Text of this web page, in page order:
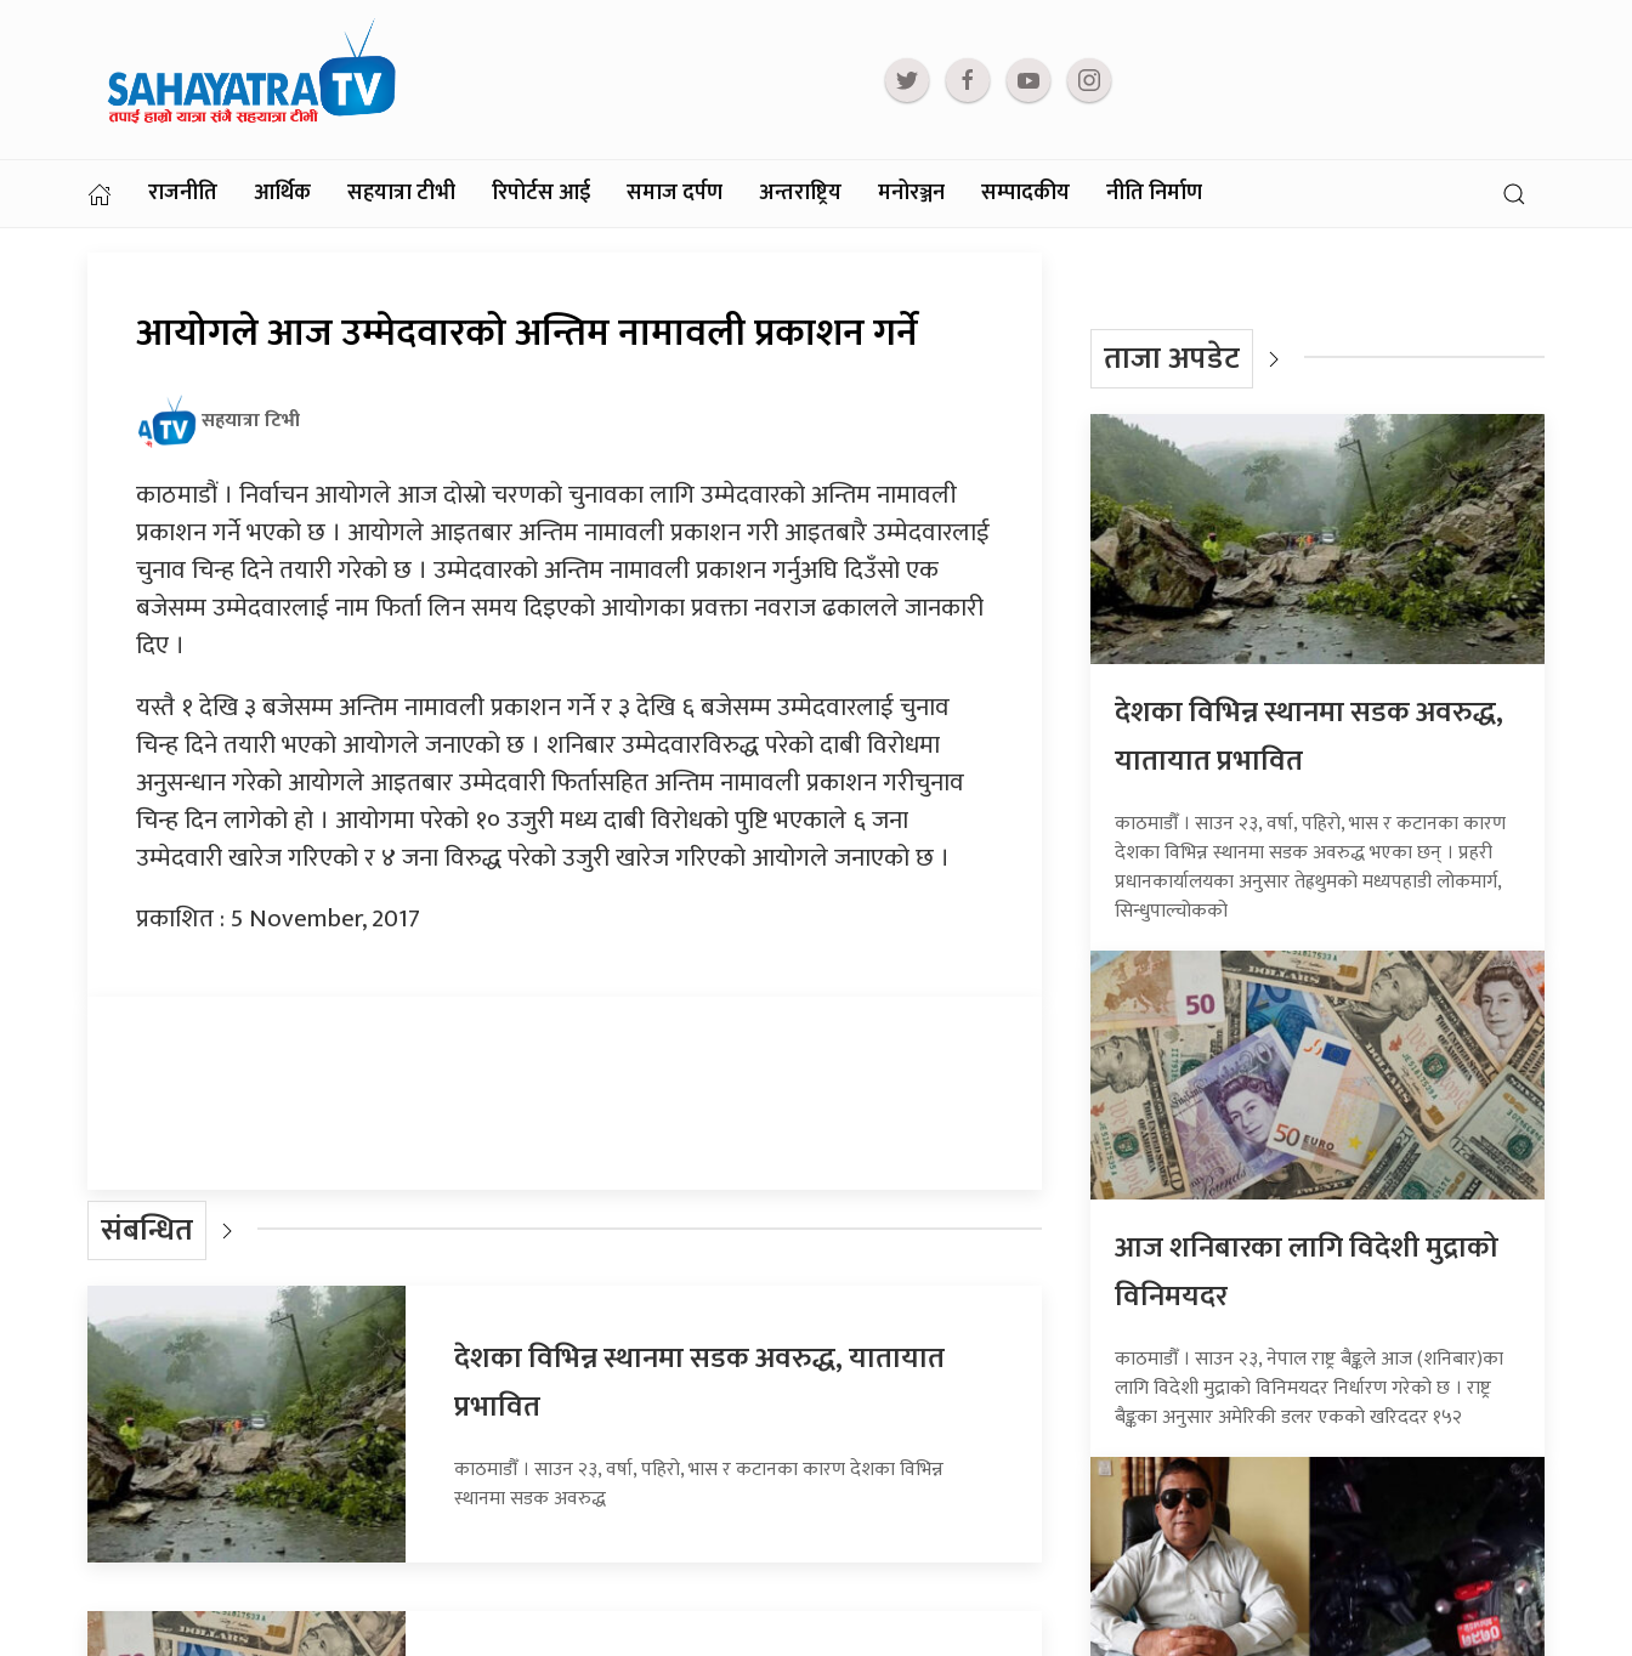
राजनीति आर्थिक सहयात्रा टीभी रिपोर्टस आई समाज दर्पण अन्तराष्ट्रिय मनोरञ्जन सम्पादकीय नीति निर्माण
आयोगले आज उम्मेदवारको अन्तिम नामावली प्रकाशन गर्ने
सहयात्रा टिभी
काठमाडौं । निर्वाचन आयोगले आज दोस्रो चरणको चुनावका लागि उम्मेदवारको अन्तिम नामावली
प्रकाशन गर्ने भएको छ । आयोगले आइतबार अन्तिम नामावली प्रकाशन गरी आइतबारै उम्मेदवारलाई
चुनाव चिन्ह दिने तयारी गरेको छ । उम्मेदवारको अन्तिम नामावली प्रकाशन गर्नुअघि दिउँसो एक
बजेसम्म उम्मेदवारलाई नाम फिर्ता लिन समय दिइएको आयोगका प्रवक्ता नवराज ढकालले जानकारी
दिए ।
यस्तै १ देखि ३ बजेसम्म अन्तिम नामावली प्रकाशन गर्ने र ३ देखि ६ बजेसम्म उम्मेदवारलाई चुनाव
चिन्ह दिने तयारी भएको आयोगले जनाएको छ । शनिबार उम्मेदवारविरुद्ध परेको दाबी विरोधमा
अनुसन्धान गरेको आयोगले आइतबार उम्मेदवारी फिर्तासहित अन्तिम नामावली प्रकाशन गरीचुनाव
चिन्ह दिन लागेको हो । आयोगमा परेको १० उजुरी मध्य दाबी विरोधको पुष्टि भएकाले ६ जना
उम्मेदवारी खारेज गरिएको र ४ जना विरुद्ध परेको उजुरी खारेज गरिएको आयोगले जनाएको छ ।
प्रकाशित : 5 November, 2017
संबन्धित
देशका विभिन्न स्थानमा सडक अवरुद्ध, यातायात
प्रभावित
काठमाडौँ । साउन २३, वर्षा, पहिरो, भास र कटानका कारण देशका विभिन्न
स्थानमा सडक अवरुद्ध
ताजा अपडेट
देशका विभिन्न स्थानमा सडक अवरुद्ध,
यातायात प्रभावित
काठमाडौँ । साउन २३, वर्षा, पहिरो, भास र कटानका कारण
देशका विभिन्न स्थानमा सडक अवरुद्ध भएका छन् । प्रहरी
प्रधानकार्यालयका अनुसार तेह्रथुमको मध्यपहाडी लोकमार्ग,
सिन्धुपाल्चोकको
आज शनिबारका लागि विदेशी मुद्राको
विनिमयदर
काठमाडौँ । साउन २३, नेपाल राष्ट्र बैङ्कले आज (शनिबार)का
लागि विदेशी मुद्राको विनिमयदर निर्धारण गरेको छ । राष्ट्र
बैङ्कका अनुसार अमेरिकी डलर एकको खरिददर १५२